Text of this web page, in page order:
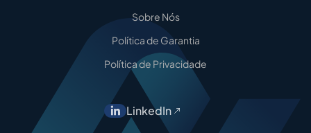
Sobre Nós
Política de Garantia
Política de Privacidade
LinkedIn